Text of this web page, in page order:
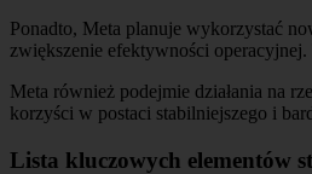
Ponadto, Meta planuje wykorzystać
zwiększenie efektywności
Meta również podejmie działania na
korzyści w postaci stabilniejszego i
Lista kluczowych elementów